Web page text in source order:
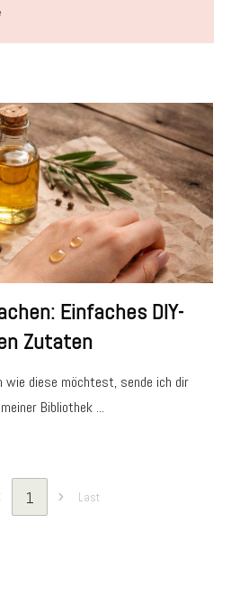
Einfaches DIY-
Zutaten
wie diese möchtest, sende ich dir
Bibliothek ...
1 Last